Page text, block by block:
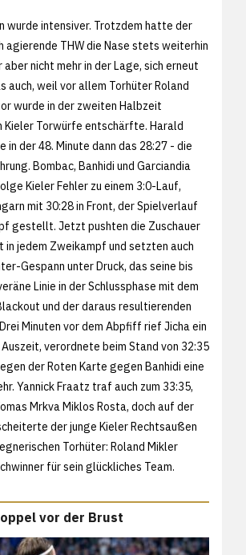
wurde intensiver. Trotzdem hatte der
agierende THW die Nase stets weiterhin
aber nicht mehr in der Lage, sich erneut
auch, weil vor allem Torhüter Roland
wurde in der zweiten Halbzeit
Kieler Torwürfe entschärfte. Harald
in der 48. Minute dann das 28:27 - die
Bombac, Banhidi und Garciandia
Kieler Fehler zu einem 3:0-Lauf,
mit 30:28 in Front, der Spielverlauf
gestellt. Jetzt pushten die Zuschauer
in jedem Zweikampf und setzten auch
Gespann unter Druck, das seine bis
Linie in der Schlussphase mit dem
und der daraus resultierenden
Minuten vor dem Abpfiff rief Jicha ein
verordnete beim Stand von 32:35
der Roten Karte gegen Banhidi eine
Yannick Fraatz traf auch zum 33:35,
Mrkva Miklos Rosta, doch auf der
der junge Kieler Rechtsaußen
Torhüter: Roland Mikler
für sein glückliches Team.
vor der Brust